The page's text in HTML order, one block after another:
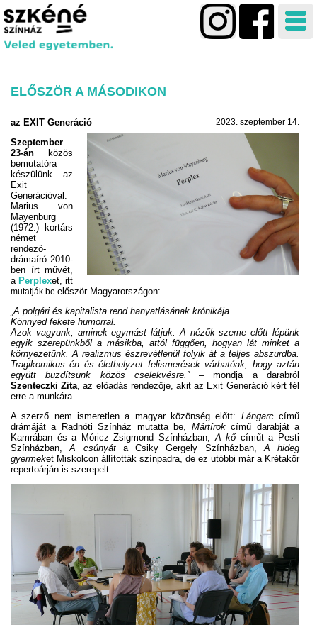
ELŐSZÖR A MÁSODIKON
2023. szeptember 14.
az EXIT Generáció
Szeptember
23-án közös
bemutatóra
készülünk az
Exit
Generációval.
Marius von
Mayenburg
(1972.) kortárs
német
rendező-
drámaíró 2010-
ben írt művét,
a Perplexet, itt
mutatják be először Magyarországon:
„A polgári és kapitalista rend hanyatlásának krónikája.
Könnyed fekete humorral.
Azok vagyunk, aminek egymást látjuk. A nézők szeme előtt lépünk
egyik szerepünkből a másikba, attól függően, hogyan lát minket a
környezetünk. A realizmus észrevétlenül folyik át a teljes abszurdba.
Tragikomikus én és élethelyzet felismerések várhatóak, hogy aztán
együtt buzdítsunk közös cselekvésre.”– mondja a darabról
Szenteczki Zita, az előadás rendezője, akit az Exit Generáció kért fél
erre a munkára.
A szerző nem ismeretlen a magyar közönség előtt: Lángarccímű
drámáját a Radnóti Színház mutatta be, Mártírokcímű darabját a
Kamrában és a Móricz Zsigmond Színházban,A kőcíműt a Pesti
Színházban,A csúnyáta Csiky Gergely Színházban,A hideg
gyermeket Miskolcon állították színpadra, de ez utóbbi már a Krétakör
repertoárján is szerepelt.